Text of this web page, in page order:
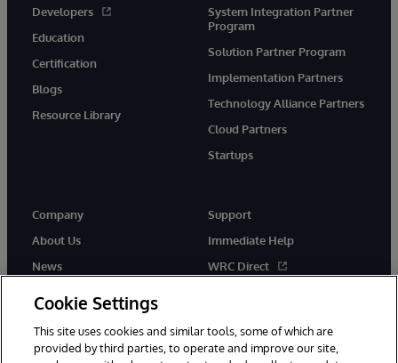
Developers
Education
Certification
Blogs
Resource Library
System Integration Partner
Program
Solution Partner Program
Implementation Partners
Technology Alliance Partners
Cloud Partners
Startups
Company
About Us
News
Support
Immediate Help
WRC Direct
Cookie Settings
This site uses cookies and similar tools, some of which are
provided by third parties, to operate and improve our site,